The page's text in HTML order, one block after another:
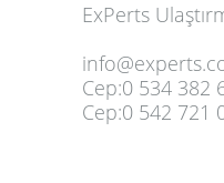
ExPerts
Cep:0 534 382
Cep:0 542 721